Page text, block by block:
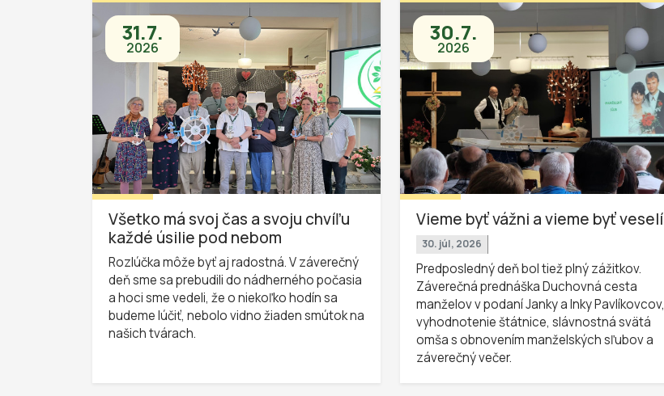
31.7.
2026
Všetko má svoj čas a svoju chvíľu
každé úsilie pod nebom
Rozlúčka môže byť aj radostná. V záverečný
deň sme sa prebudili do nádherného počasia
a hoci sme vedeli, že o niekoľko hodín sa
budeme lúčiť, nebolo vidno žiaden smútok na
našich tvárach.
30.7.
2026
Vieme byť vážni a vieme byť veselí
30. júl, 2026
Predposledný deň bol tiež plný zážitkov.
Záverečná prednáška Duchovná cesta
manželov v podaní Janky a Inky Pavlíkovcov,
vyhodnotenie štátnice, slávnostná svätá
omša s obnovením manželských sľubov a
záverečný večer.